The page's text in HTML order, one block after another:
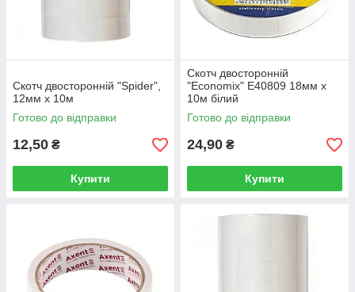
Скотч двосторонній "Spider",
12мм х 10м
Готово до відправки
12,50 ₴
Купити
Скотч двосторонній
"Economix" E40809 18мм х
10м білий
Готово до відправки
24,90 ₴
Купити